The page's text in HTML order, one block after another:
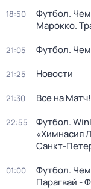
18:50
Футбол.
Марокко.
21:05 Футбол.
21:25 Новости
21:30 Все на Матч!
22:55
Футбол.
«Химнасия
Санкт-
01:00
Футбол.
Парагвай -